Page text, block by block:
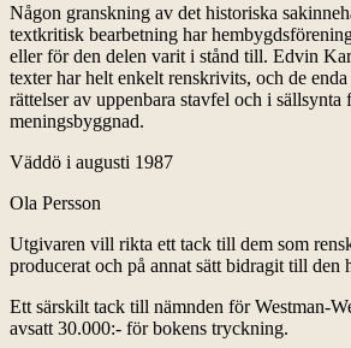
Någon granskning av det historiska
textkritisk bearbetning har
eller för den delen varit i stånd till. Edvin
texter har helt enkelt renskrivits, och de
rättelser av uppenbara stavfel och i
meningsbyggnad.
Väddö i augusti 1987
Ola Persson
Utgivaren vill rikta ett tack till dem som
producerat och på annat sätt bidragit till den
Ett särskilt tack till nämnden för Westman-
avsatt 30.000:- för bokens tryckning.